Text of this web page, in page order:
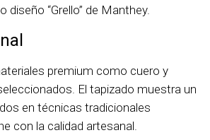
“Grello” de Manthey.
premium como cuero y
El tapizado muestra un
en técnicas tradicionales
con la calidad artesanal.